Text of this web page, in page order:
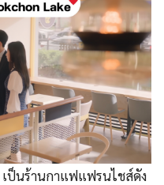
เป็นร้านกาแฟแฟรนไชส์ดัง